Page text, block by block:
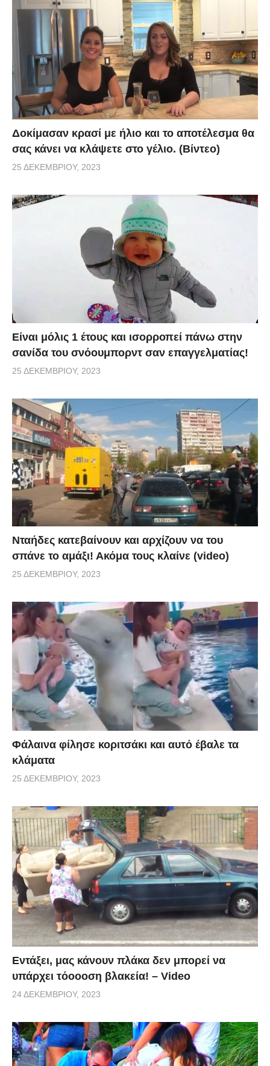
Δοκίμασαν κρασί με ήλιο και το αποτέλεσμα θα
σας κάνει να κλάψετε στο γέλιο. (Βίντεο)
25 ΔΕΚΕΜΒΡΊΟΥ, 2023
Είναι μόλις 1 έτους και ισορροπεί πάνω στην
σανίδα του σνόουμπορντ σαν επαγγελματίας!
25 ΔΕΚΕΜΒΡΊΟΥ, 2023
Νταήδες κατεβαίνουν και αρχίζουν να του
σπάνε το αμάξι! Ακόμα τους κλαίνε (video)
25 ΔΕΚΕΜΒΡΊΟΥ, 2023
Φάλαινα φίλησε κοριτσάκι και αυτό έβαλε τα
κλάματα
25 ΔΕΚΕΜΒΡΊΟΥ, 2023
Εντάξει, μας κάνουν πλάκα δεν μπορεί να
υπάρχει τόοοοση βλακεία! – Video
24 ΔΕΚΕΜΒΡΊΟΥ, 2023